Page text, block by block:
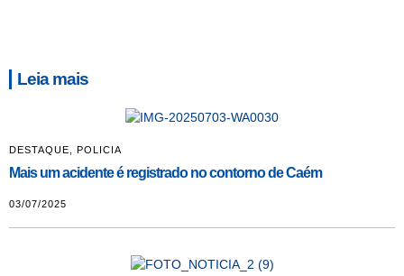
Leia mais
DESTAQUE POLICIA
Mais um acidente é registrado no contorno de Caém
03/07/2025